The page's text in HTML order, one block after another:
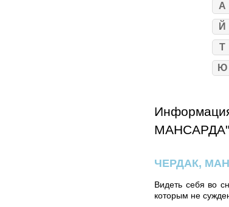
А
Й
Т
Ю
МАНСАРДА"
ЧЕРДАК,
Видеть себя во
которым не